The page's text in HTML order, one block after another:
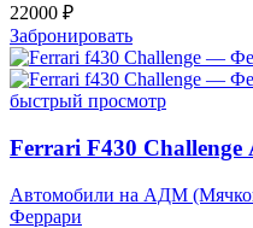
22000 ₽
Забронировать
быстрый просмотр
Ferrari F430
Автомобили на АДМ
Феррари